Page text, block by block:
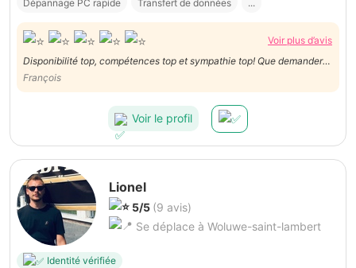
Dépannage PC rapide Transfert de données ...
Voir plus d’avis
Disponibilité top, compétences top et sympathie top! Que demander
de plus. Merci beaucoup Aurélien ! A bientôt !
François
Voir le profil
Lionel
5/5 (9 avis)
Se déplace à Woluwe-saint-lambert
Identité vérifiée